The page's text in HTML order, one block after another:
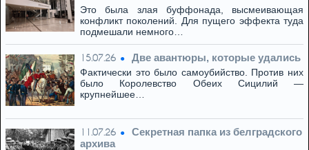
Это была злая буффонада, высмеивающая
конфликт поколений. Для пущего эффекта туда
подмешали немного…
15.07.26 Две авантюры, которые удались
Фактически это было самоубийство. Против них
было Королевство Обеих Сицилий —
крупнейшее…
11.07.26
Секретная папка из белградского
архива